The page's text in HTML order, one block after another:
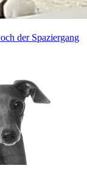
der Spaziergang